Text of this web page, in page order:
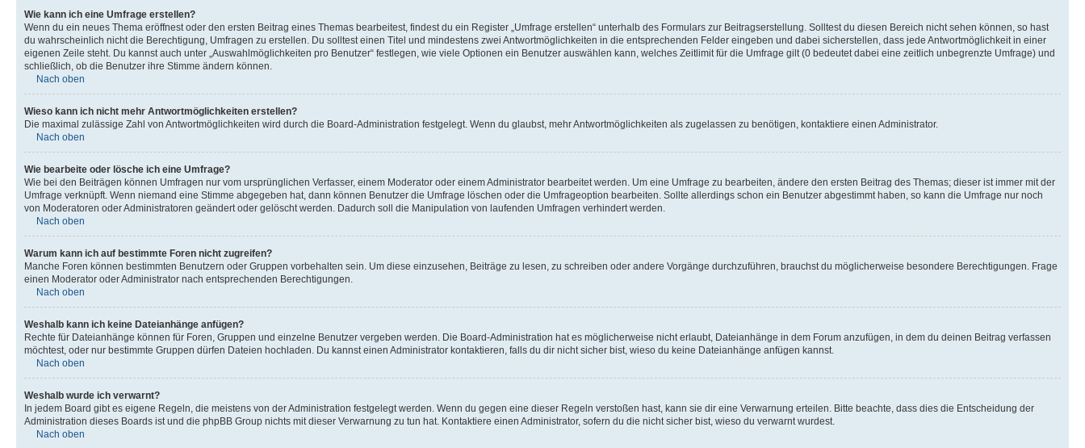
Wie kann ich eine Umfrage erstellen?
Wenn du ein neues Thema eröffnest oder den ersten Beitrag eines Themas bearbeitest, findest du ein Register „Umfrage erstellen“ unterhalb des Formulars zur Beitragserstellung. Solltest du diesen Bereich nicht sehen können, so hast
du wahrscheinlich nicht die Berechtigung, Umfragen zu erstellen. Du solltest einen Titel und mindestens zwei Antwortmöglichkeiten in die entsprechenden Felder eingeben und dabei sicherstellen, dass jede Antwortmöglichkeit in einer
eigenen Zeile steht. Du kannst auch unter „Auswahlmöglichkeiten pro Benutzer“ festlegen, wie viele Optionen ein Benutzer auswählen kann, welches Zeitlimit für die Umfrage gilt (0 bedeutet dabei eine zeitlich unbegrenzte Umfrage) und
schließlich, ob die Benutzer ihre Stimme ändern können.
Nach oben
Wieso kann ich nicht mehr Antwortmöglichkeiten erstellen?
Die maximal zulässige Zahl von Antwortmöglichkeiten wird durch die Board-Administration festgelegt. Wenn du glaubst, mehr Antwortmöglichkeiten als zugelassen zu benötigen, kontaktiere einen Administrator.
Nach oben
Wie bearbeite oder lösche ich eine Umfrage?
Wie bei den Beiträgen können Umfragen nur vom ursprünglichen Verfasser, einem Moderator oder einem Administrator bearbeitet werden. Um eine Umfrage zu bearbeiten, ändere den ersten Beitrag des Themas; dieser ist immer mit der
Umfrage verknüpft. Wenn niemand eine Stimme abgegeben hat, dann können Benutzer die Umfrage löschen oder die Umfrageoption bearbeiten. Sollte allerdings schon ein Benutzer abgestimmt haben, so kann die Umfrage nur noch
von Moderatoren oder Administratoren geändert oder gelöscht werden. Dadurch soll die Manipulation von laufenden Umfragen verhindert werden.
Nach oben
Warum kann ich auf bestimmte Foren nicht zugreifen?
Manche Foren können bestimmten Benutzern oder Gruppen vorbehalten sein. Um diese einzusehen, Beiträge zu lesen, zu schreiben oder andere Vorgänge durchzuführen, brauchst du möglicherweise besondere Berechtigungen. Frage
einen Moderator oder Administrator nach entsprechenden Berechtigungen.
Nach oben
Weshalb kann ich keine Dateianhänge anfügen?
Rechte für Dateianhänge können für Foren, Gruppen und einzelne Benutzer vergeben werden. Die Board-Administration hat es möglicherweise nicht erlaubt, Dateianhänge in dem Forum anzufügen, in dem du deinen Beitrag verfassen
möchtest, oder nur bestimmte Gruppen dürfen Dateien hochladen. Du kannst einen Administrator kontaktieren, falls du dir nicht sicher bist, wieso du keine Dateianhänge anfügen kannst.
Nach oben
Weshalb wurde ich verwarnt?
In jedem Board gibt es eigene Regeln, die meistens von der Administration festgelegt werden. Wenn du gegen eine dieser Regeln verstoßen hast, kann sie dir eine Verwarnung erteilen. Bitte beachte, dass dies die Entscheidung der
Administration dieses Boards ist und die phpBB Group nichts mit dieser Verwarnung zu tun hat. Kontaktiere einen Administrator, sofern du die nicht sicher bist, wieso du verwarnt wurdest.
Nach oben